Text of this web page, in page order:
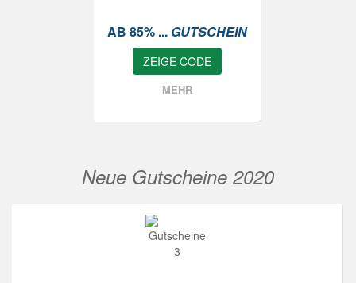
AB 85% ... GUTSCHEIN
ZEIGE CODE
MEHR
Neue Gutscheine 2020